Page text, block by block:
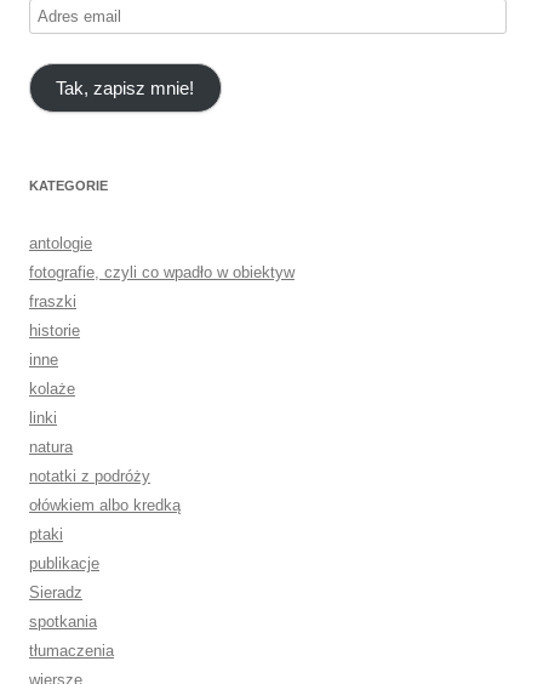
Adres
Tak, zapisz mnie!
KATEGORIE
antologie
fotografie, czyli co wpadło w obiektyw
fraszki
historie
inne
kolaże
linki
natura
notatki z podróży
ołówkiem albo kredką
ptaki
publikacje
Sieradz
spotkania
tłumaczenia
wiersze